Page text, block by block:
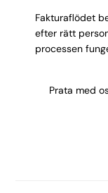
Fakturaflödet
efter rätt
processen
Prata med